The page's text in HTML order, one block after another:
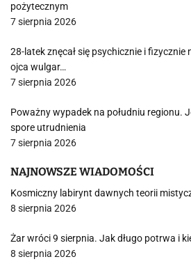
pożytecznym
7 sierpnia 2026
28-latek znęcał się psychicznie i fizycznie
ojca wulgar…
7 sierpnia 2026
Poważny wypadek na południu regionu.
spore utrudnienia
7 sierpnia 2026
NAJNOWSZE WIADOMOŚCI
Kosmiczny labirynt dawnych teorii
8 sierpnia 2026
Żar wróci 9 sierpnia. Jak długo potrwa i
8 sierpnia 2026